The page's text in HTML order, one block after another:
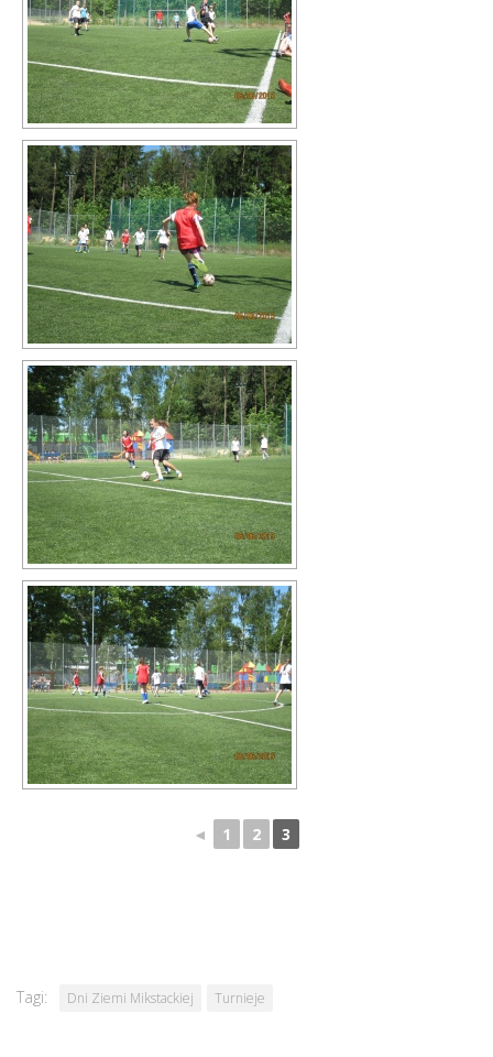
◄ 1 2 3
Tagi: Dni Ziemi Mikstackiej Turnieje